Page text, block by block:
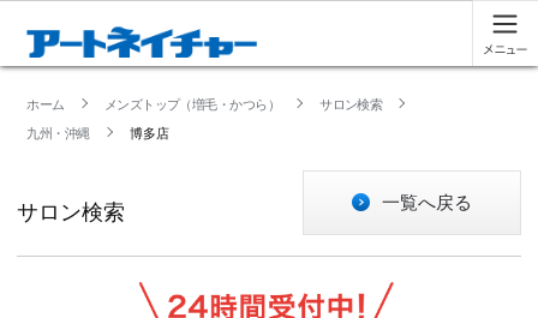
ホーム メンズトップ（増毛・かつら）
サロン検索
九州・沖縄
博多店
サロン検索 一覧へ戻る